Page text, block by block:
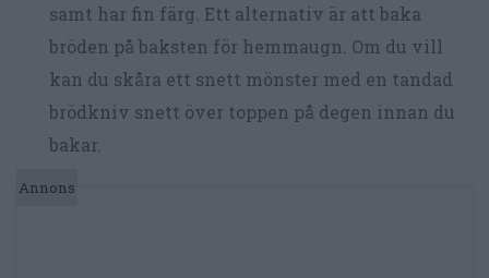
samt har fin färg. Ett alternativ är att baka
bröden på baksten för hemmaugn. Om du vill
kan du skåra ett snett mönster med en tandad
brödkniv snett över toppen på degen innan du
bakar.